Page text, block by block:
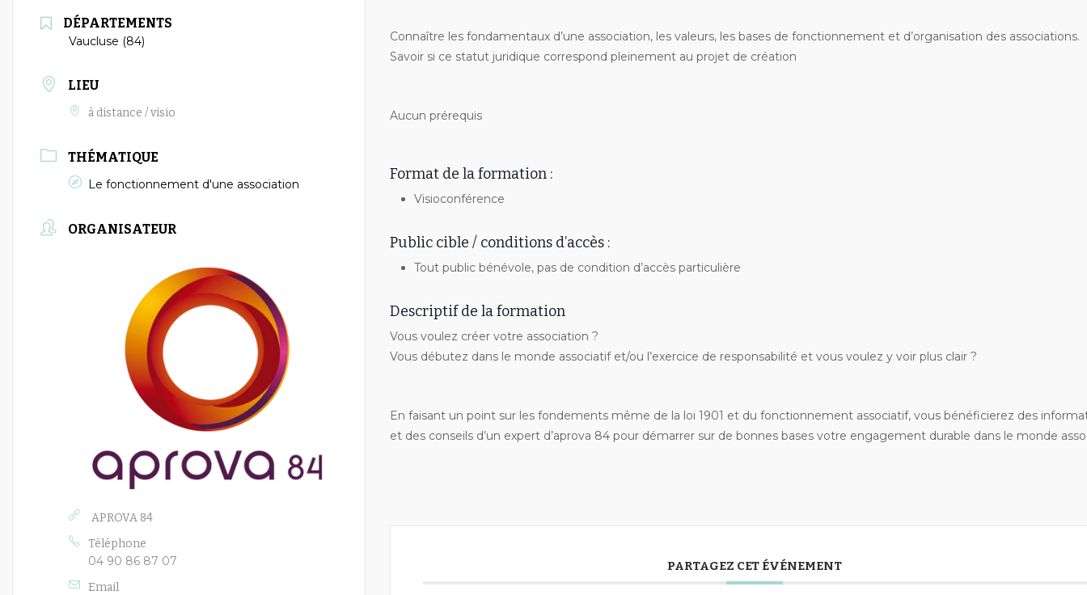
DÉPARTEMENTS
Vaucluse (84)
LIEU
à distance / visio
THÉMATIQUE
Le fonctionnement d'une association
ORGANISATEUR
APROVA 84
Téléphone
04 90 86 87 07
Email
Connaître les fondamentaux d’une association, les valeurs, les bases de fonctionnement et d’organisation des associations.
Savoir si ce statut juridique correspond pleinement au projet de création
Aucun prérequis
Format de la formation :
Visioconférence
Public cible / conditions d’accès :
Tout public bénévole, pas de condition d’accès particulière
Descriptif de la formation
Vous voulez créer votre association ?
Vous débutez dans le monde associatif et/ou l’exercice de responsabilité et vous voulez y voir plus clair ?
En faisant un point sur les fondements même de la loi 1901 et du fonctionnement associatif, vous bénéficierez des
et des conseils d’un expert d’aprova 84 pour démarrer sur de bonnes bases votre engagement durable dans le monde
PARTAGEZ CET ÉVÉNEMENT